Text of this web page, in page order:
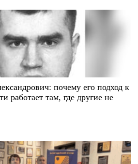
почему его подход к
работает там, где другие не